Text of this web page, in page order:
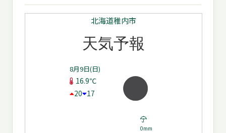
北海道稚内市
天気予報
8月9日(日)
16.9℃
20 17
0mm